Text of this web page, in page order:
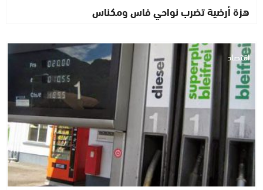
هزة أرضية تضرب نواحي فاس ومكناس
اقتصاد